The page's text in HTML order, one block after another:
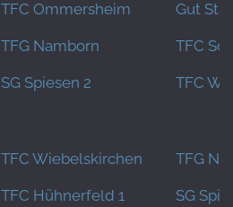
TFC Ommersheim Gut
TFG Namborn TFC
SG Spiesen 2 TFC
TFC Wiebelskirchen TFG
TFC Hühnerfeld 1 SG